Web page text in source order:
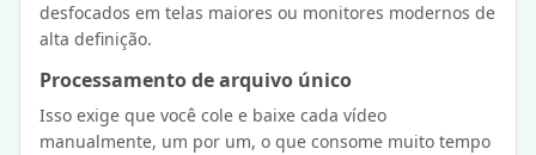
desfocados em telas maiores ou monitores modernos de
alta definição.
Processamento de arquivo único
Isso exige que você cole e baixe cada vídeo
manualmente, um por um, o que consome muito tempo